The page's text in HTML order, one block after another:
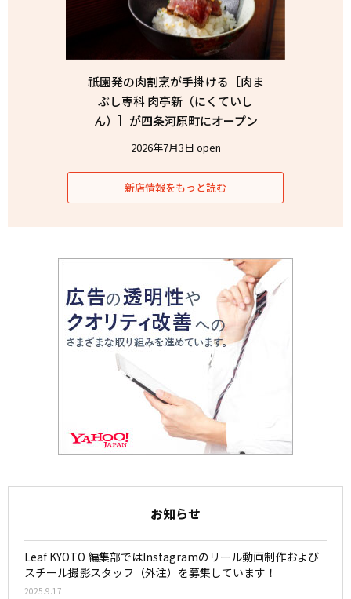
祇園発の肉割烹が手掛ける［肉ま
ぶし専科 肉亭新（にくていし
ん）］が四条河原町にオープン
2026年7月3日 open
新店情報をもっと読む
お知らせ
Leaf KYOTO 編集部ではInstagramのリール動画制作および
スチール撮影スタッフ（外注）を募集しています！
2025.9.17